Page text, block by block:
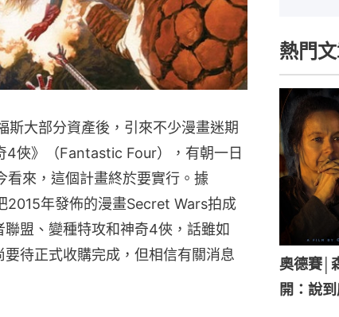
斯大部分資產後，引來不少漫畫迷期
俠》（Fantastic Four），有朝一日
來，這個計畫終於要實行。據
2015年發佈的漫畫Secret Wars拍成
盟、變種特攻和神奇4俠，話雖如
待正式收購完成，但相信有關消息
熱門
奧德賽│
開：說